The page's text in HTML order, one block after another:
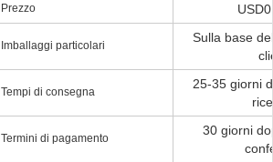
Prezzo
Imballaggi particolari
Sulla base
Tempi di consegna
25-35 giorni
Termini di pagamento
30 giorni